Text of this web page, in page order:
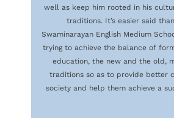
well as keep him rooted in his
traditions. It’s easier said
Swaminarayan English Medium
trying to achieve the balance of
education, the new and the old,
traditions so as to provide better
society and help them achieve a